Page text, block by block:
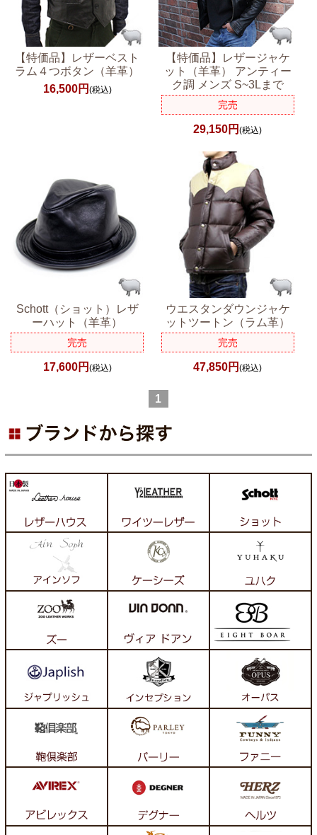
【特価品】レザーベスト
ラム４つボタン（羊革）
16,500円 (税込)
【特価品】レザージャケ
ット（羊革） アンティー
ク調 メンズ S~3Lまで
完売
29,150円(税込)
Schott（ショット）レザ
ーハット（羊革）
完売
17,600円 (税込)
ウエスタンダウンジャケ
ットツートン（ラム革）
完売
47,850円(税込)
1